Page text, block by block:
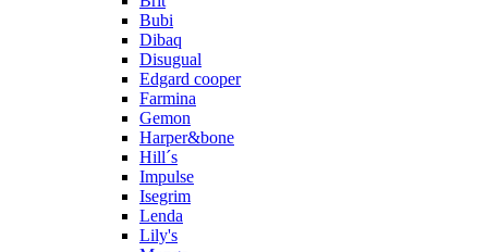
Bubi
Dibaq
Disugual
Edgard cooper
Farmina
Gemon
Harper&bone
Hill´s
Impulse
Isegrim
Lenda
Lily's